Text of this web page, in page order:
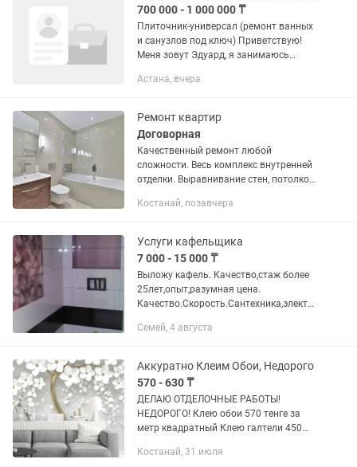
700 000 - 1 000 000 ₸
Плиточник-универсал (ремонт ванных
и санузлов под ключ) Приветствую!
Меня зовут Эдуард, я занимаюсь
Астана и полностью организую весь
Астана, вчера
Ремонт квартир
Договорная
Качественный ремонт любой
сложности. Весь комплекс внутренней
отделки. Выравнивание стен, потолков,
сложности. Декоративная штукатурка,
Костанай, позавчера
Услуги кафельщика
7 000 - 15 000 ₸
Выложу кафель. Качество,стаж более
25лет,опыт,разумная цена.
Качество.Скорость.Сантехника,электри
штукатурка,ламинат,балкон. Квартира
Звонить в...
Семей, 4 августа
Аккуратно Клеим Обои, Недорого
570 - 630 ₸
ДЕЛАЮ ОТДЕЛОЧНЫЕ РАБОТЫ!
НЕДОРОГО! Клею обои 570 тенге за
метр квадратный Клею галтели 450
и потолков 630 тенге за метр
Костанай, 31 июля